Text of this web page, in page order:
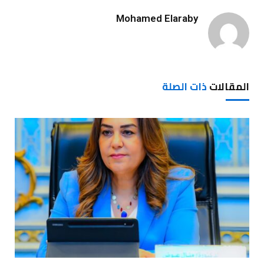
Mohamed Elaraby
المقالاتذات الصلة